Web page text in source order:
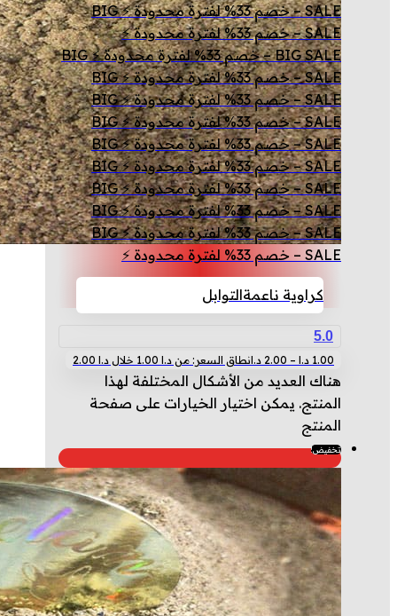
SALE – خصم 33% لفترة محدودة ⚡ BIG
SALE – خصم 33% لفترة محدودة ⚡
BIG SALE – خصم 33% لفترة محدودة ⚡ BIG
SALE – خصم 33% لفترة محدودة ⚡ BIG
SALE – خصم 33% لفترة محدودة ⚡ BIG
SALE – خصم 33% لفترة محدودة ⚡ BIG
SALE – خصم 33% لفترة محدودة ⚡ BIG
SALE – خصم 33% لفترة محدودة ⚡ BIG
SALE – خصم 33% لفترة محدودة ⚡ BIG
SALE – خصم 33% لفترة محدودة ⚡ BIG
SALE – خصم 33% لفترة محدودة ⚡ BIG
SALE – خصم 33% لفترة محدودة ⚡
كراوية ناعمةالتوابل
5.0
1.00 د.ا –
2.00 د.انطاق السعر: من ⁦1.00 د.ا⁩ خلال ⁦2.00 د.ا⁩
هناك العديد من الأشكال المختلفة لهذا
المنتج. يمكن اختيار الخيارات على صفحة
المنتج
تخفيض!